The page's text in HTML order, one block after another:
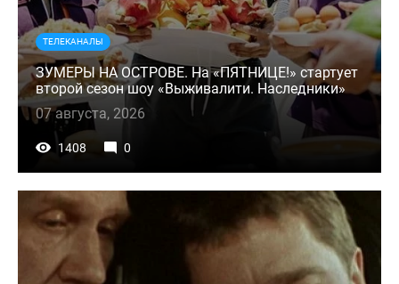
ТЕЛЕКАНАЛЫ
ЗУМЕРЫ НА ОСТРОВЕ. На «ПЯТНИЦЕ!» стартует
второй сезон шоу «Выживалити. Наследники»
07 августа, 2026
1408 0